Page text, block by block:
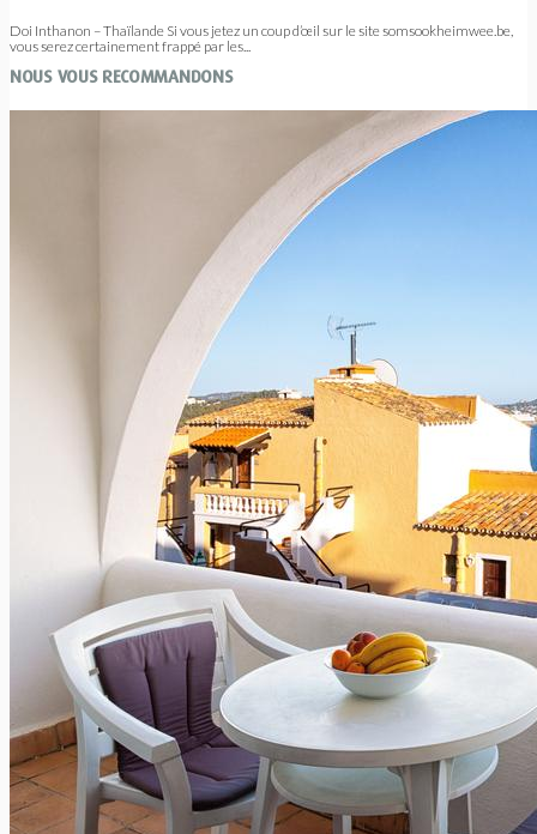
Doi Inthanon – Thaïlande Si vous jetez un coup d’œil sur le site somsookheimwee.be,
vous serez certainement frappé par les...
NOUS VOUS RECOMMANDONS